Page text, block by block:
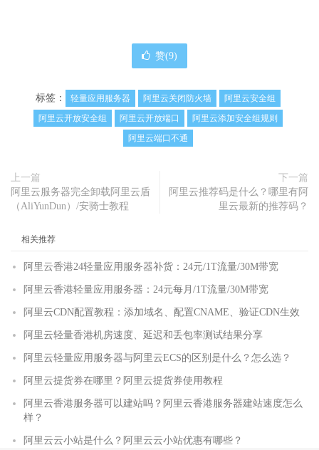
赞(9)
标签： 轻量应用服务器 阿里云关闭防火墙
阿里云安全组
阿里云开放安全组
阿里云开放端口
阿里云添加安全组规则
阿里云端口不通
上一篇
阿里云服务器完全卸载阿里云盾
（AliYunDun）/安骑士教程
下一篇
阿里云推荐码是什么？哪里有阿
里云最新的推荐码？
相关推荐
阿里云香港24轻量应用服务器补货：24元/1T流量/30M带宽
阿里云香港轻量应用服务器：24元每月/1T流量/30M带宽
阿里云CDN配置教程：添加域名、配置CNAME、验证CDN生效
阿里云轻量香港机房速度、延迟和丢包率测试结果分享
阿里云轻量应用服务器与阿里云ECS的区别是什么？怎么选？
阿里云提货券在哪里？阿里云提货券使用教程
阿里云香港服务器可以建站吗？阿里云香港服务器建站速度怎么
样？
阿里云云小站是什么？阿里云云小站优惠有哪些？